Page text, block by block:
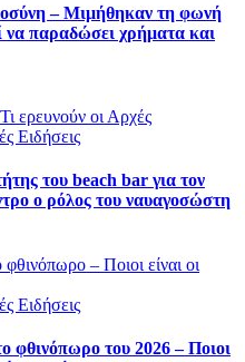
– Μιμήθηκαν τη φωνή
να παραδώσει χρήματα και
Ειδήσεις
του beach bar για τον
ο ρόλος του ναυαγοσώστη
Ειδήσεις
φθινόπωρο του 2026 – Ποιοι